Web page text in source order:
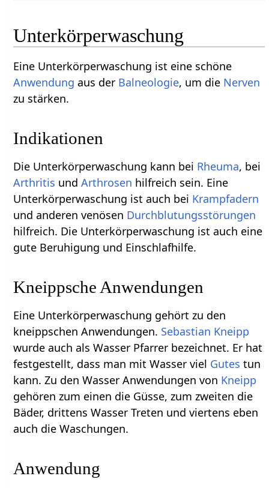
Unterkörperwaschung
Eine Unterkörperwaschung ist eine schöne
Anwendung aus der Balneologie, um die Nerven
zu stärken.
Indikationen
Die Unterkörperwaschung kann bei Rheuma, bei
Arthritis undArthrosen hilfreich sein. Eine
Unterkörperwaschung ist auch bei Krampfadern
und anderen venösen Durchblutungsstörungen
hilfreich. Die Unterkörperwaschung ist auch eine
gute Beruhigung und Einschlafhilfe.
Kneippsche Anwendungen
Eine Unterkörperwaschung gehört zu den
kneippschen Anwendungen. Sebastian Kneipp
wurde auch als Wasser Pfarrer bezeichnet. Er hat
festgestellt, dass man mit Wasser viel Gutes tun
kann. Zu den Wasser Anwendungen von Kneipp
gehören zum einen die Güsse, zum zweiten die
Bäder, drittens Wasser Treten und viertens eben
auch die Waschungen.
Anwendung